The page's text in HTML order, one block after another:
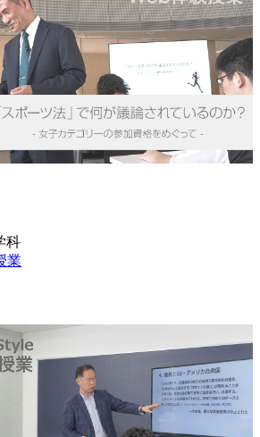
科
業